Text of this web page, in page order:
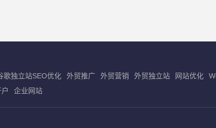
歌独立站SEO优化 外贸推广 外贸营销 外贸独立站 网站优化
企业网站